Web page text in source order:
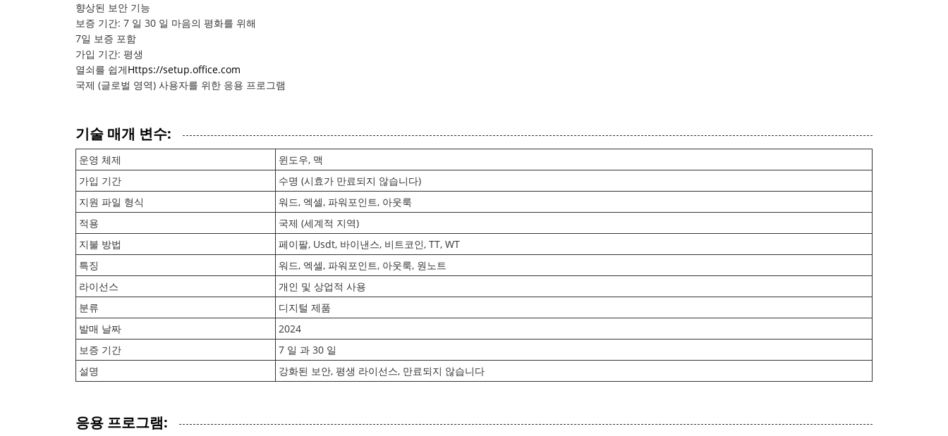
향상된 보안 기능
보증 기간: 7 일 30 일 마음의 평화를 위해
7일 보증 포함
가입 기간: 평생
열쇠를 쉽게Https://setup.office.com
국제 (글로벌 영역) 사용자를 위한 응용 프로그램
기술 매개 변수:
운영 체제
윈도우, 맥
가입 기간
수명 (시효가 만료되지 않습니다)
지원 파일 형식
워드, 엑셀, 파워포인트, 아웃룩
적용
국제 (세계적 지역)
지불 방법
페이팔, Usdt, 바이낸스, 비트코인, TT, WT
특징
워드, 엑셀, 파워포인트, 아웃룩, 원노트
라이선스
개인 및 상업적 사용
분류
디지털 제품
발매 날짜
2024
보증 기간
7 일 과 30 일
설명
강화된 보안, 평생 라이선스, 만료되지 않습니다
응용 프로그램: